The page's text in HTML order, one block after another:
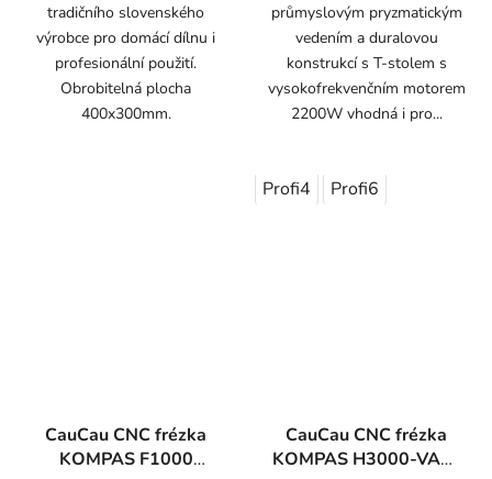
tradičního slovenského
výrobce pro domácí dílnu i
profesionální použití.
Obrobitelná plocha
400x300mm.
průmyslovým pryzmatickým
vedením a duralovou
konstrukcí s T-stolem s
vysokofrekvenčním motorem
2200W vhodná i pro...
Profi4 Profi6
CauCau CNC frézka
KOMPAS F1000
CauCau CNC frézka
KOMPAS H3000-VAC-